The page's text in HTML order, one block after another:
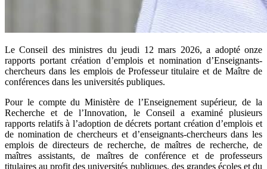
Le Conseil des ministres du jeudi 12 mars 2026, a adopté onze
rapports portant création d’emplois et nomination d’Enseignants-
chercheurs dans les emplois de Professeur titulaire et de Maître de
conférences dans les universités publiques.
Pour le compte du Ministère de l’Enseignement supérieur, de la
Recherche et de l’Innovation, le Conseil a examiné plusieurs
rapports relatifs à l’adoption de décrets portant création d’emplois et
de nomination de chercheurs et d’enseignants-chercheurs dans les
emplois de directeurs de recherche, de maîtres de recherche, de
maîtres assistants, de maîtres de conférence et de professeurs
titulaires au profit des universités publiques, des grandes écoles et du